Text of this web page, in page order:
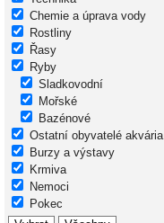
Chemie a úprava vody
Rostliny
Řasy
Ryby
Sladkovodní
Mořské
Bazénové
Ostatní obyvatelé akvária
Burzy a výstavy
Krmiva
Nemoci
Pokec